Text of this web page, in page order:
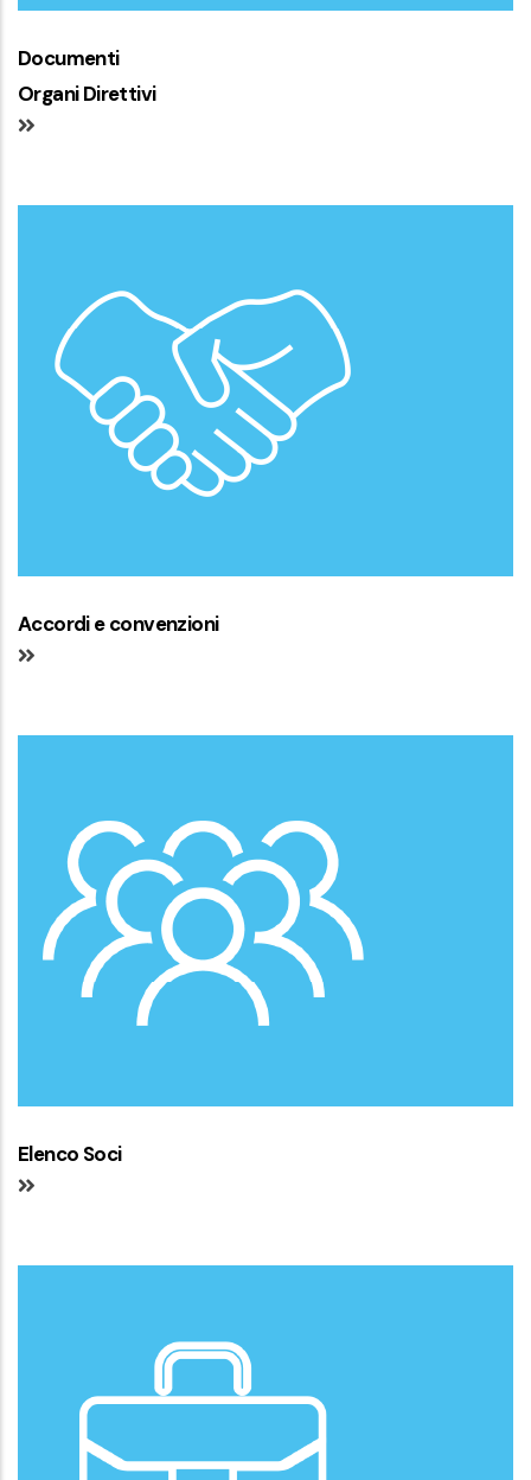
Documenti
Organi Direttivi
Accordi e convenzioni
Elenco Soci